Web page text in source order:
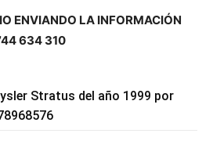
ENVIANDO LA INFORMACIÓN
634 310
Stratus del año 1999 por